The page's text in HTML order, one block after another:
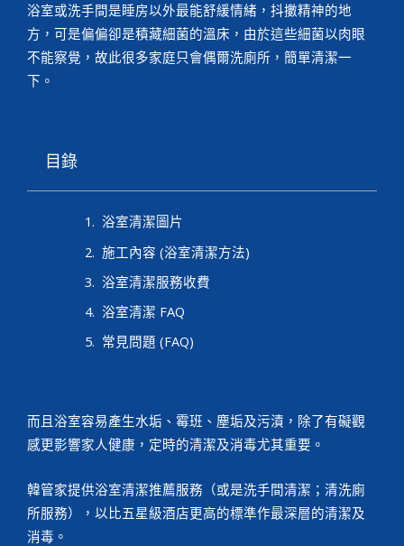
浴室或洗手間是睡房以外最能舒緩情緒，抖擻精神的地
方，可是偏偏卻是積藏細菌的溫床，由於這些細菌以肉眼
不能察覺，故此很多家庭只會偶爾洗廁所，簡單清潔一
下。
目錄
浴室清潔圖片
施工內容 (浴室清潔方法)
浴室清潔服務收費
浴室清潔 FAQ
常見問題 (FAQ)
而且浴室容易產生水垢、霉班、塵垢及污漬，除了有礙觀
感更影響家人健康，定時的清潔及消毒尤其重要。
韓管家提供浴室清潔推薦服務（或是洗手間清潔；清洗廁
所服務），以比五星級酒店更高的標準作最深層的清潔及
消毒。